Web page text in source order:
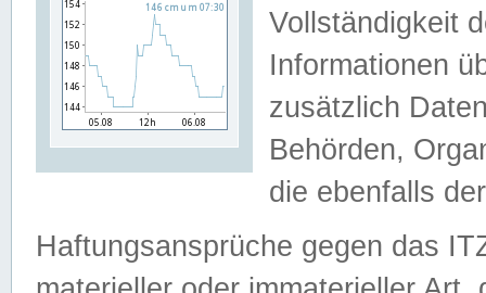
Vollständigkeit
Informationen
zusätzlich
Behörden,
die ebenfalls
Haftungsansprüche gegen das